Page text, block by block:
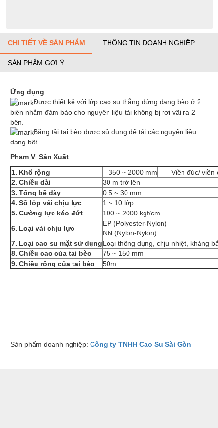
CHI TIẾT VỀ SẢN PHẨM THÔNG TIN DOANH NGHIỆP
SẢN PHẨM GỢI Ý
Ứng dụng
Được thiết kế với lớp cao su thẳng đứng dạng bèo ở 2
biên nhằm đảm bảo cho nguyên liệu tải không bị rơi vãi ra 2
bên.
Băng tải tai bèo được sử dụng để tải các nguyên liệu
dạng bột.
Phạm Vi Sản Xuất
1. Khổ rộng
350 ~ 2000 mm
Viền đúc/ viền
2. Chiều dài
30 m trở lên
3. Tổng bề dày
0.5 ~ 30 mm
4. Số lớp vải chịu lực
1 ~ 10 lớp
5. Cường lực kéo đứt
100 ~ 2000 kgf/cm
6. Loại vải chịu lực
EP (Polyester-Nylon)
NN (Nylon-Nylon)
7. Loại cao su mặt sử dụngLoại thông dụng, chịu nhiệt, kháng
8. Chiều cao của tai bèo
75 ~ 150 mm
9. Chiều rộng của tai bèo
50m
Sản phẩm doanh nghiệp: Công ty TNHH Cao Su Sài Gòn